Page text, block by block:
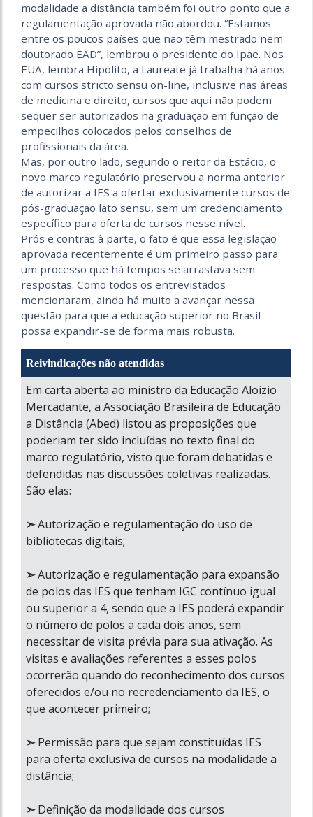
modalidade a distância também foi outro ponto que a
regulamentação aprovada não abordou. “Estamos
entre os poucos países que não têm mestrado nem
doutorado EAD”, lembrou o presidente do Ipae. Nos
EUA, lembra Hipólito, a Laureate já trabalha há anos
com cursos stricto sensu on-line, inclusive nas áreas
de medicina e direito, cursos que aqui não podem
sequer ser autorizados na graduação em função de
empecilhos colocados pelos conselhos de
profissionais da área.
Mas, por outro lado, segundo o reitor da Estácio, o
novo marco regulatório preservou a norma anterior
de autorizar a IES a ofertar exclusivamente cursos de
pós-graduação lato sensu, sem um credenciamento
específico para oferta de cursos nesse nível.
Prós e contras à parte, o fato é que essa legislação
aprovada recentemente é um primeiro passo para
um processo que há tempos se arrastava sem
respostas. Como todos os entrevistados
mencionaram, ainda há muito a avançar nessa
questão para que a educação superior no Brasil
possa expandir-se de forma mais robusta.
Reivindicações não atendidas
Em carta aberta ao ministro da Educação Aloizio
Mercadante, a Associação Brasileira de Educação
a Distância (Abed) listou as proposições que
poderiam ter sido incluídas no texto final do
marco regulatório, visto que foram debatidas e
defendidas nas discussões coletivas realizadas.
São elas:
➣Autorização e regulamentação do uso de
bibliotecas digitais;
➣Autorização e regulamentação para expansão
de polos das IES que tenham IGC contínuo igual
ou superior a 4, sendo que a IES poderá expandir
o número de polos a cada dois anos, sem
necessitar de visita prévia para sua ativação. As
visitas e avaliações referentes a esses polos
ocorrerão quando do reconhecimento dos cursos
oferecidos e/ou no recredenciamento da IES, o
que acontecer primeiro;
➣Permissão para que sejam constituídas IES
para oferta exclusiva de cursos na modalidade a
distância;
➣Definição da modalidade dos cursos